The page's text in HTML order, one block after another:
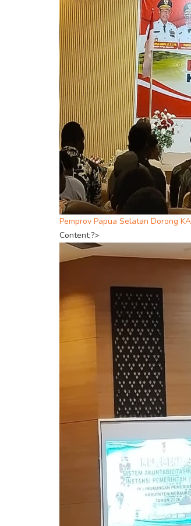
Pemprov Papua Selatan Dorong
Content;?>